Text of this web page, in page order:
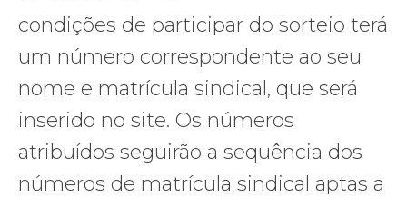
condições de participar do sorteio terá
um número correspondente ao seu
nome e matrícula sindical, que será
inserido no site. Os números
atribuídos seguirão a sequência dos
números de matrícula sindical aptas a